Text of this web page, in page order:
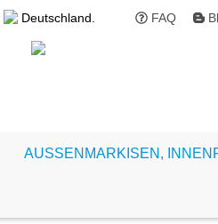
Deutschland. FAQ
AUSSENMARKISEN,